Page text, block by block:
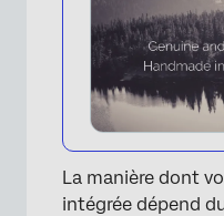
La manière dont
intégrée dépend